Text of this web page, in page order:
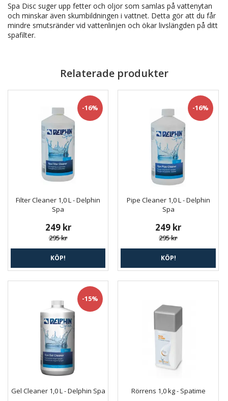
Spa Disc suger upp fetter och oljor som samlas på vattenytan
och minskar även skumbildningen i vattnet. Detta gör att du får
mindre smutsränder vid vattenlinjen och ökar livslängden på ditt
spafilter.
Relaterade produkter
-16%
Filter Cleaner 1,0 L - Delphin
Spa
249 kr
295 kr
KÖP!
-16%
Pipe Cleaner 1,0 L - Delphin
Spa
249 kr
295 kr
KÖP!
-15%
Gel Cleaner 1,0 L - Delphin Spa Rörrens 1,0 kg - Spatime